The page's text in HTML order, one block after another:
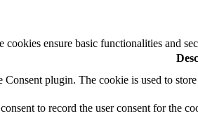
ensure basic functionalities and
plugin. The cookie is used to
to record the user consent for the